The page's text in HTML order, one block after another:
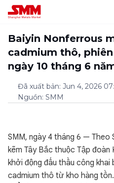
Baiyin Nonferrous
cadmium thô,
ngày 10 tháng 6
Đã xuất bản: Jun 4, 2026
Nguồn: SMM
SMM, ngày 4 tháng 6 — Theo
kẽm Tây Bắc thuộc Tập đoàn
khởi động đấu thầu công khai
cadmium thô từ kho hàng